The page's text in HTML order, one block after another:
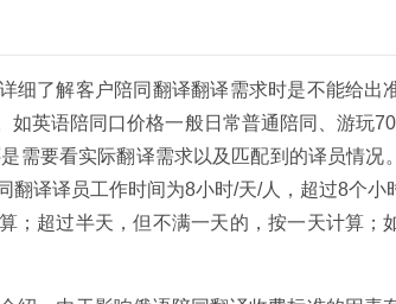
细了解客户陪同翻译翻译需求时是不能给出
如英语陪同口价格一般日常普通陪同、游玩
需要看实际翻译需求以及匹配到的译员情况
翻译译员工作时间为8小时/天/人，超过8个
；超过半天，但不满一天的，按一天计算；